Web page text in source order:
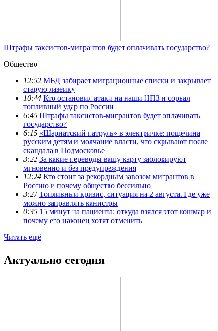
Штрафы таксистов-мигрантов будет оплачивать государство?
Общество
12:52 МВД забирает миграционные списки и закрывает
старую лазейку
10:44 Кто остановил атаки на наши НПЗ и сорвал
топливный удар по России
6:45 Штрафы таксистов-мигрантов будет оплачивать
государство?
6:15 «Шариатский патруль» в электричке: пощёчина
русским детям и молчание власти, что скрывают после
скандала в Подмосковье
3:22 За какие переводы вашу карту заблокируют
мгновенно и без предупреждения
12:24 Кто стоит за рекордным завозом мигрантов в
Россию и почему общество бессильно
3:27 Топливный кризис, ситуация на 2 августа. Где уже
можно заправлять канистры
0:35 15 минут на пациента: откуда взялся этот кошмар и
почему его наконец хотят отменить
Читать ещё
Актуально сегодня